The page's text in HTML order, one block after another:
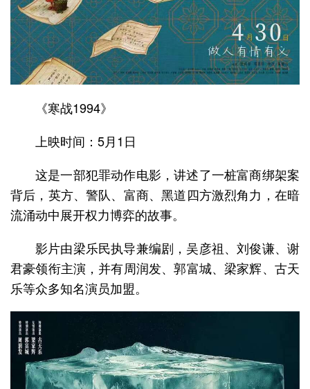
《寒战1994》
上映时间：5月1日
这是一部犯罪动作电影，讲述了一桩富商绑架案
背后，英方、警队、富商、黑道四方激烈角力，在暗
流涌动中展开权力博弈的故事。
影片由梁乐民执导兼编剧，吴彦祖、刘俊谦、谢
君豪领衔主演，并有周润发、郭富城、梁家辉、古天
乐等众多知名演员加盟。